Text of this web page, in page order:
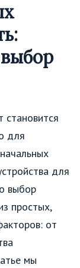
становится
для
для
выбор
простых,
от
мы